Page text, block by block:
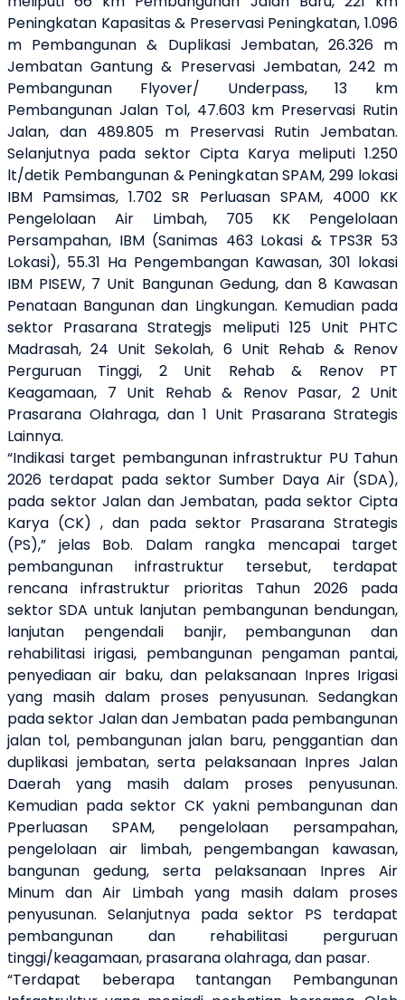
Peningkatan Kapasitas & Preservasi Peningkatan, 1.096
m Pembangunan & Duplikasi Jembatan, 26.326 m
Jembatan Gantung & Preservasi Jembatan, 242 m
Pembangunan Flyover/ Underpass, 13 km
Pembangunan Jalan Tol, 47.603 km Preservasi Rutin
Jalan, dan 489.805 m Preservasi Rutin Jembatan.
Selanjutnya pada sektor Cipta Karya meliputi 1.250
lt/detik Pembangunan & Peningkatan SPAM, 299 lokasi
IBM Pamsimas, 1.702 SR Perluasan SPAM, 4000 KK
Pengelolaan Air Limbah, 705 KK Pengelolaan
Persampahan, IBM (Sanimas 463 Lokasi & TPS3R 53
Lokasi), 55.31 Ha Pengembangan Kawasan, 301 lokasi
IBM PISEW, 7 Unit Bangunan Gedung, dan 8 Kawasan
Penataan Bangunan dan Lingkungan. Kemudian pada
sektor Prasarana Strategjs meliputi 125 Unit PHTC
Madrasah, 24 Unit Sekolah, 6 Unit Rehab & Renov
Perguruan Tinggi, 2 Unit Rehab & Renov PT
Keagamaan, 7 Unit Rehab & Renov Pasar, 2 Unit
Prasarana Olahraga, dan 1 Unit Prasarana Strategis
Lainnya.
“Indikasi target pembangunan infrastruktur PU Tahun
2026 terdapat pada sektor Sumber Daya Air (SDA),
pada sektor Jalan dan Jembatan, pada sektor Cipta
Karya (CK) , dan pada sektor Prasarana Strategis
(PS),” jelas Bob. Dalam rangka mencapai target
pembangunan infrastruktur tersebut, terdapat
rencana infrastruktur prioritas Tahun 2026 pada
sektor SDA untuk lanjutan pembangunan bendungan,
lanjutan pengendali banjir, pembangunan dan
rehabilitasi irigasi, pembangunan pengaman pantai,
penyediaan air baku, dan pelaksanaan Inpres Irigasi
yang masih dalam proses penyusunan. Sedangkan
pada sektor Jalan dan Jembatan pada pembangunan
jalan tol, pembangunan jalan baru, penggantian dan
duplikasi jembatan, serta pelaksanaan Inpres Jalan
Daerah yang masih dalam proses penyusunan.
Kemudian pada sektor CK yakni pembangunan dan
Pperluasan SPAM, pengelolaan persampahan,
pengelolaan air limbah, pengembangan kawasan,
bangunan gedung, serta pelaksanaan Inpres Air
Minum dan Air Limbah yang masih dalam proses
penyusunan. Selanjutnya pada sektor PS terdapat
pembangunan dan rehabilitasi perguruan
tinggi/keagamaan, prasarana olahraga, dan pasar.
“Terdapat beberapa tantangan Pembangunan